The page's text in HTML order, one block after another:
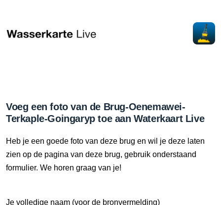
Voeg een foto van de Brug-Oenemawei-
Terkaple-Goingaryp toe aan Waterkaart Live
Heb je een goede foto van deze brug en wil je deze laten
zien op de pagina van deze brug, gebruik onderstaand
formulier. We horen graag van je!
Je volledige naam (voor de bronvermelding)